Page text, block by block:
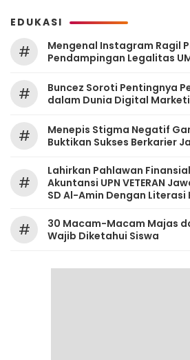
EDUKASI
#
Mengenal Instagram Ragil
Pendampingan Legalitas
#
‎Buncez Soroti Pentingnya
dalam Dunia Digital
#
Menepis Stigma Negatif
Buktikan Sukses Berkarier
#
Lahirkan Pahlawan
Akuntansi UPN VETERAN
SD Al-Amin Dengan Literasi
#
30 Macam-Macam Majas
Wajib Diketahui Siswa